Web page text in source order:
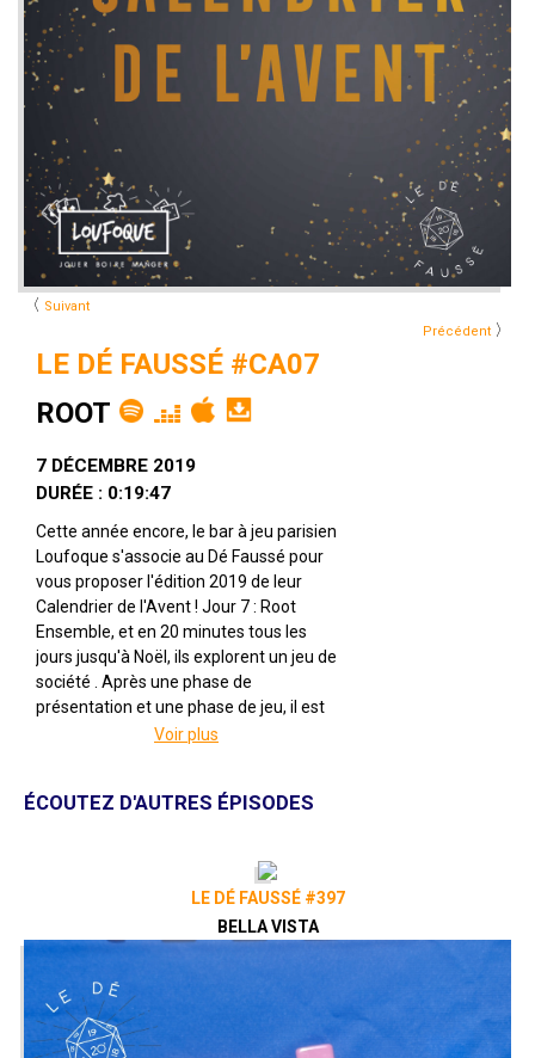
〈 Suivant
Précédent 〉
LE DÉ FAUSSÉ #CA07
ROOT
7 DÉCEMBRE 2019
DURÉE : 0:19:47
Cette année encore, le bar à jeu parisien
Loufoque s'associe au Dé Faussé pour
vous proposer l'édition 2019 de leur
Calendrier de l'Avent ! Jour 7 : Root
Ensemble, et en 20 minutes tous les
jours jusqu'à Noël, ils explorent un jeu de
société . Après une phase de
présentation et une phase de jeu, il est
temps de débriefer et de régler les
Root
Pour environ 120 minutes
Description : Root est un jeu
asymétrique d'aventure et de guerre
dans lequel les joueurs se battent pour
Voir plus
ÉCOUTEZ D'AUTRES ÉPISODES
LE DÉ FAUSSÉ #397
BELLA VISTA